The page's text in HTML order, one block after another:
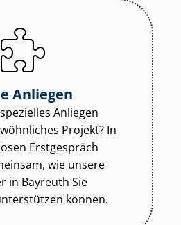
Anliegen
Anliegen
Projekt? In
Erstgespräch
wie unsere
in Bayreuth Sie
können.